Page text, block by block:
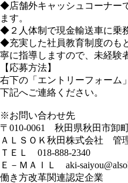
◆店舗外キャッシュコーナー
ます。
◆２人体制で現金輸送車に乗
◆充実した社員教育制度のも
寧に指導しますので、未経験
【応募方法】
右下の「エントリーフォーム
下記へご連絡ください。
※お問い合わせ先
〒010-0061 秋田県秋田市卸
ＡＬＳＯＫ秋田株式会社 管
ＴＥＬ 018-888-2340
Ｅ－ＭＡＩＬ aki-
働き方改革関連認定企業